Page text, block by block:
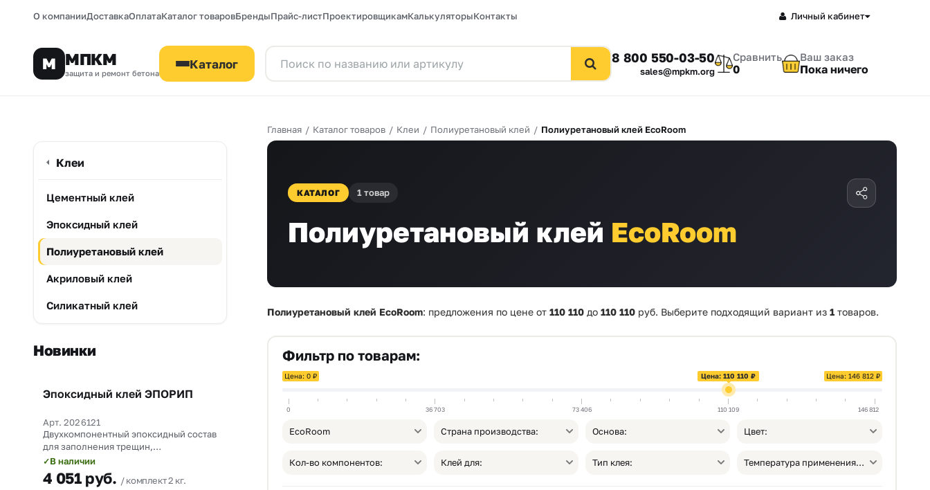
О компанииДоставкаОплатаКаталог товаровБрендыПрайс-листПроектировщикамКалькуляторыКонтакты Личный кабинет
М МПКМ
защита и ремонт бетона
Каталог 8 800 550-03-50
sales@mpkm.org
Сравнить
0
Ваш заказ
Пока ничего
Клеи
Цементный клей
Эпоксидный клей
Полиуретановый клей
Акриловый клей
Силикатный клей
Новинки
Новинка
Эпоксидный клей ЭПОРИП
Арт. 2026121
Двухкомпонентный эпоксидный состав
для заполнения трещин,
омоноличивания рабочих швов и
прочного склеивания бетона со
сталью.
✓В наличии
4 051руб. комплект 2 кг.
Главная / Каталог товаров / Клеи / Полиуретановый клей / Полиуретановый клей EcoRoom
КАТАЛОГ 1 товар
Полиуретановый клей EcoRoom
Полиуретановый клей EcoRoom: предложения по цене от 110 110 до 110 110 руб. Выберите подходящий вариант из 1 товаров.
Фильтр по товарам:
Цена: 0 ₽ Цена: 146 812 ₽
Цена: 110 110 ₽
0 36 703 73 406 110 109 146 812
EcoRoom Страна производства: Основа: Цвет:
Кол-во компонентов: Клей для: Тип клея: Температура применения, от °С: